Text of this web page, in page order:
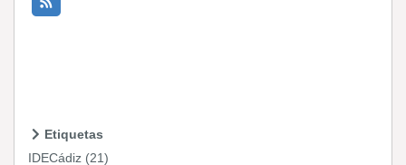
Etiquetas
IDECádiz (21)